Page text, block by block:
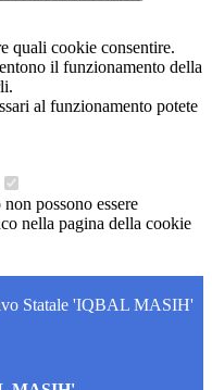
quali cookie consentire.
il funzionamento della
al funzionamento potete
possono essere
nella pagina della cookie
Statale 'IQBAL MASIH'